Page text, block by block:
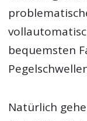
bequemsten
Natürlich